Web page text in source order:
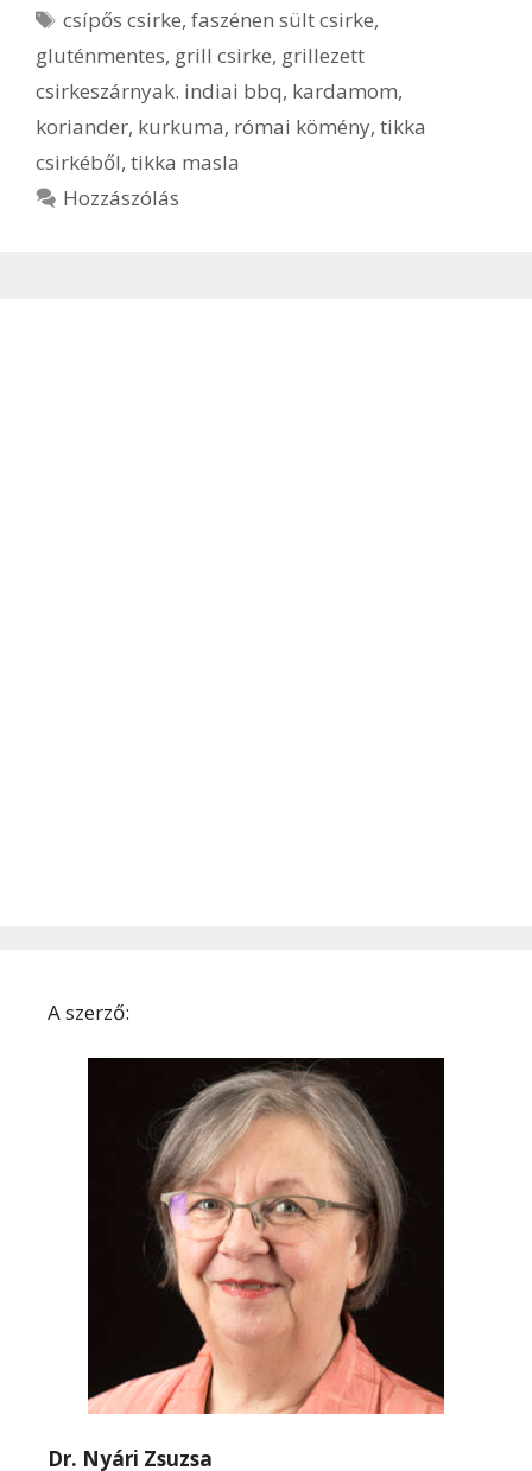
Címkék
csípős csirke,faszénen sült csirke,
gluténmentes, grill csirke, grillezett
csirkeszárnyak. indiai bbq, kardamom,
koriander, kurkuma, római kömény, tikka
csirkéből, tikka masla
Hozzászólás
A szerző:
Dr. Nyári Zsuzsa